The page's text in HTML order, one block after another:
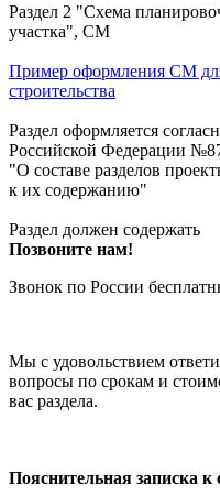
Раздел 2 "Схема
участка", СМ
Пример оформления СМ
строительства
Раздел оформляется
Российской Федерации
"О составе разделов
к их содержанию"
Раздел должен содержать
Позвоните нам!
Звонок по России
Мы с удовольствием
вопросы по срокам и
вас раздела.
Пояснительная записка